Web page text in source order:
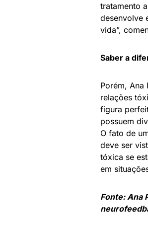
tratamento
desenvolve
vida”,
Saber a
Porém, Ana
relações
figura
possuem
O fato de
deve ser
tóxica se
em
Fonte: Ana